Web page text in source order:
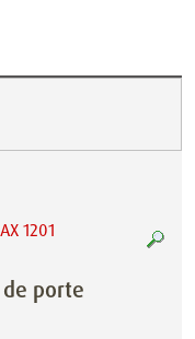
de porte